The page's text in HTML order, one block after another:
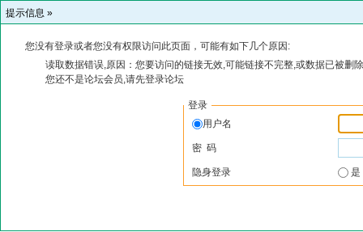
提示信息 »
您没有登录或者您没有权限访问此页面，可能有如下几个原因:
读取数据错误,原因：您要访问的链接无效,可能链接不完整,或数据已被删
您还不是论坛会员,请先登录论坛
登录
用户名
密 码
隐身登录